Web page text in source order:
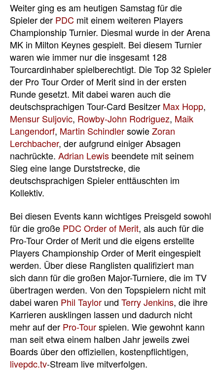
Weiter ging es am heutigen Samstag für die
Spieler der PDC mit einem weiteren Players
Championship Turnier. Diesmal wurde in der Arena
MK in Milton Keynes gespielt. Bei diesem Turnier
waren wie immer nur die insgesamt 128
Tourcardinhaber spielberechtigt. Die Top 32 Spieler
der Pro Tour Order of Merit sind in der ersten
Runde gesetzt. Mit dabei waren auch die
deutschsprachigen Tour-Card Besitzer Max Hopp,
Mensur Suljovic, Rowby-John Rodriguez, Maik
Langendorf, Martin SchindlersowieZoran
Lerchbacher, der aufgrund einiger Absagen
nachrückte. Adrian Lewis beendete mit seinem
Sieg eine lange Durststrecke, die
deutschsprachigen Spieler enttäuschten im
Kollektiv.
Bei diesen Events kann wichtiges Preisgeld sowohl
für die große PDC Order of Merit, als auch für die
Pro-Tour Order of Merit und die eigens erstellte
Players Championship Order of Merit eingespielt
werden. Über diese Ranglisten qualifiziert man
sich dann für die großen Major-Turniere, die im TV
übertragen werden. Von den Topspielern nicht mit
dabei waren Phil Taylor und Terry Jenkins, die ihre
Karrieren ausklingen lassen und dadurch nicht
mehr auf der Pro-Tourspielen. Wie gewohnt kann
man seit etwa einem halben Jahr jeweils zwei
Boards über den offiziellen, kostenpflichtigen,
livepdc.tv-Stream live mitverfolgen.